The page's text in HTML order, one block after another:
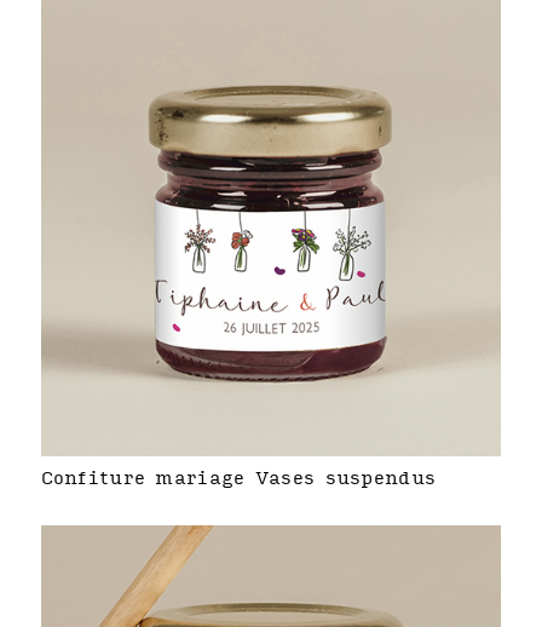
Confiture mariage Vases suspendus